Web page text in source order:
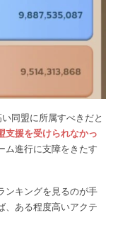
同盟に所属すべきだと
支援を受けられなかっ
ム進行に支障をきたす
ンキングを見るのが手
、ある程度高いアクテ